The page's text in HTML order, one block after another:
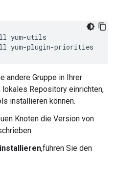
yum-plugin-priorities
andere Gruppe in Ihrer
Repository einrichten,
installieren können.
Knoten die Version von
,führen Sie den